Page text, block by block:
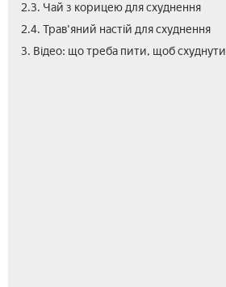
2.3. Чай з корицею для схуднення
2.4. Трав'яний настій для схуднення
3. Відео: що треба пити, щоб схуднути